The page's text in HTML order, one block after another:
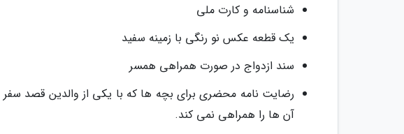
شناسنامه و کارت ملی
یک قطعه عکس نو رنگی با زمینه سفید
سند ازدواج در صورت همراهی همسر
رضایت نامه محضری برای بچه ها که با یکی از والدین قصد
آن ها را همراهی نمی کند.